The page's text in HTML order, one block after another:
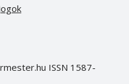
ISSN 1587-